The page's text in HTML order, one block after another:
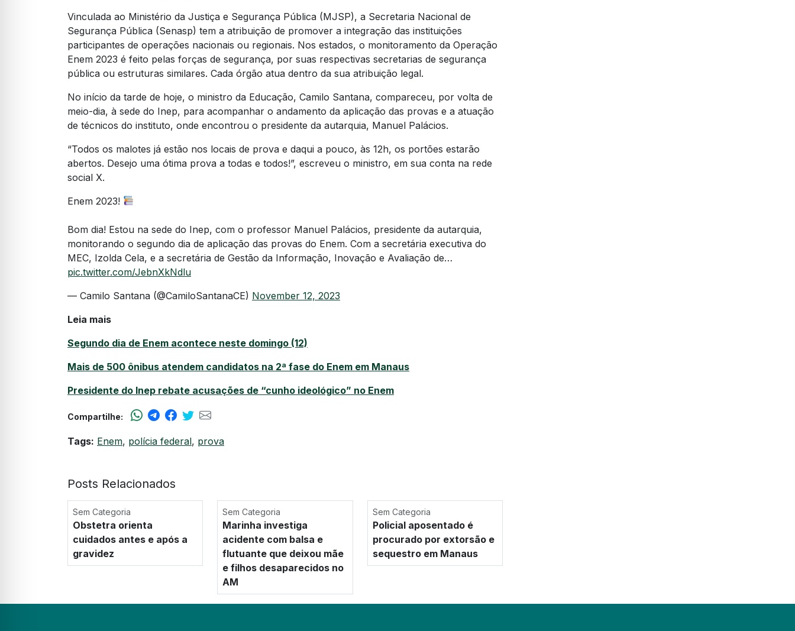
Vinculada ao Ministério da Justiça e Segurança Pública (MJSP), a Secretaria Nacional de
Segurança Pública (Senasp) tem a atribuição de promover a integração das instituições
participantes de operações nacionais ou regionais. Nos estados, o monitoramento da Operação
Enem 2023 é feito pelas forças de segurança, por suas respectivas secretarias de segurança
pública ou estruturas similares. Cada órgão atua dentro da sua atribuição legal.
No início da tarde de hoje, o ministro da Educação, Camilo Santana, compareceu, por volta de
meio-dia, à sede do Inep, para acompanhar o andamento da aplicação das provas e a atuação
de técnicos do instituto, onde encontrou o presidente da autarquia, Manuel Palácios.
“Todos os malotes já estão nos locais de prova e daqui a pouco, às 12h, os portões estarão
abertos. Desejo uma ótima prova a todas e todos!”, escreveu o ministro, em sua conta na rede
social X.
Enem 2023!
Bom dia! Estou na sede do Inep, com o professor Manuel Palácios, presidente da autarquia,
monitorando o segundo dia de aplicação das provas do Enem. Com a secretária executiva do
MEC, Izolda Cela, e a secretária de Gestão da Informação, Inovação e Avaliação de…
pic.twitter.com/JebnXkNdlu
— Camilo Santana (@CamiloSantanaCE) November 12, 2023
Leia mais
Segundo dia de Enem acontece neste domingo (12)
Mais de 500 ônibus atendem candidatos na 2ª fase do Enem em Manaus
Presidente do Inep rebate acusações de “cunho ideológico” no Enem
Compartilhe:
Tags: Enem, polícia federal, prova
Posts Relacionados
Sem Categoria
Obstetra orienta
cuidados antes e após a
gravidez
Sem Categoria
Marinha investiga
acidente com balsa e
flutuante que deixou mãe
e filhos desaparecidos no
AM
Sem Categoria
Policial aposentado é
procurado por extorsão e
sequestro em Manaus